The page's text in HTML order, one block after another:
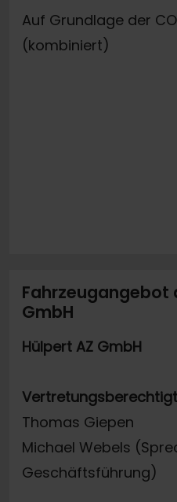
Auf Grundlage der CO
(kombiniert)
Fahrzeugangebot
GmbH
Hülpert AZ GmbH
Thomas Giepen
Michael Webels
Geschäftsführung)